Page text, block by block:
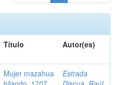
Título Autor(es)
Mujer mazahua
Estrada